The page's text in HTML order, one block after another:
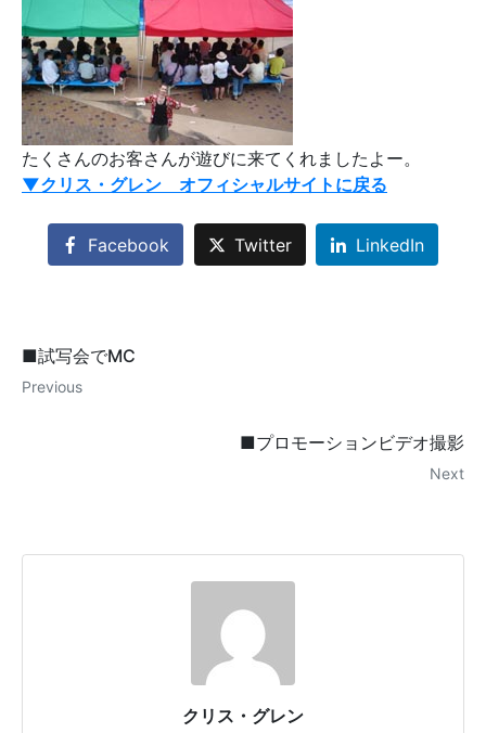
たくさんのお客さんが遊びに来てくれましたよー。
▼クリス・グレン オフィシャルサイトに戻る
Facebook Twitter LinkedIn
■試写会でMC
Previous
■プロモーションビデオ撮影
Next
クリス・グレン